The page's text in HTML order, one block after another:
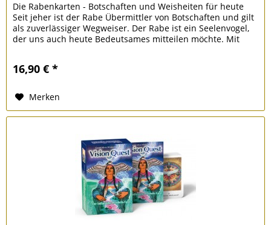
Die Rabenkarten - Botschaften und Weisheiten für heute
Seit jeher ist der Rabe Übermittler von Botschaften und gilt
als zuverlässiger Wegweiser. Der Rabe ist ein Seelenvogel,
der uns auch heute Bedeutsames mitteilen möchte. Mit
16,90 € *
Merken